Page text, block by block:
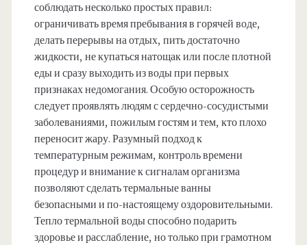
соблюдать несколько простых правил:
ограничивать время пребывания в горячей воде,
делать перерывы на отдых, пить достаточно
жидкости, не купаться натощак или после плотной
еды и сразу выходить из воды при первых
признаках недомогания. Особую осторожность
следует проявлять людям с сердечно-сосудистыми
заболеваниями, пожилым гостям и тем, кто плохо
переносит жару. Разумный подход к
температурным режимам, контроль времени
процедур и внимание к сигналам организма
позволяют сделать термальные ванны
безопасными и по-настоящему оздоровительными.
Тепло термальной воды способно подарить
здоровье и расслабление, но только при грамотном